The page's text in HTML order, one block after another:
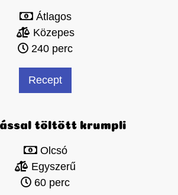
Átlagos
Közepes
240 perc
Recept
töltött krumpli
Olcsó
Egyszerű
60 perc